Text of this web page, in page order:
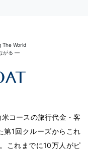
The World
がる ―
コースの旅行代金・客
第1回クルーズからこれ
これまでに10万人がピ